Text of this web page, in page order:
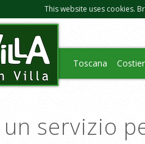
This website uses cookies.
Toscana
servizio